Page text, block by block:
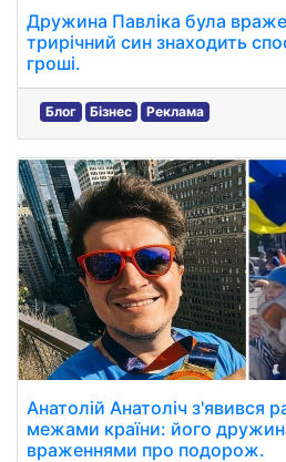
Дружина Павліка була
трирічний син знаходить
гроші.
Блог Бізнес Реклама
Анатолій Анатоліч з'явився
межами країни: його
враженнями про подорож.